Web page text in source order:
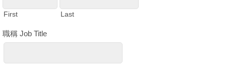
First Last
職稱 Job Title